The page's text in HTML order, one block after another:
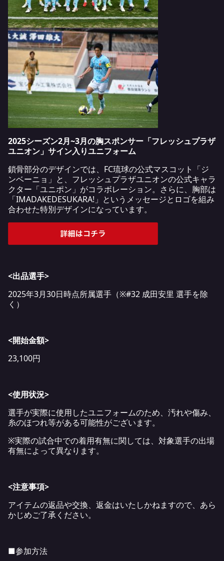
2025シーズン2月~3月の胸スポンサー「フレッシュプラザ
ユニオン」サイン入りユニフォーム
鎖骨部分のデザインでは、FC琉球の公式マスコット「ジ
ンベーニョ」と、フレッシュプラザユニオンの公式キャラ
クター「ユニポン」がコラボレーション。さらに、胸部は
「IMADAKEDESUKARA!」というメッセージとロゴを組み
合わせた特別デザインになっています。
<出品選手>
2025年3月30日時点所属選手（※#32 成田安里 選手を除
く）
<開始金額>
23,100円
<使用状況>
選手が実際に使用したユニフォームのため、汚れや傷み、
糸のほつれ等がある可能性がございます。
※実際の試合中での着用有無に関しては、対象選手の出場
有無によって異なります。
<注意事項>
アイテムの返品や交換、返金はいたしかねますので、あら
かじめご了承ください。
■参加方法